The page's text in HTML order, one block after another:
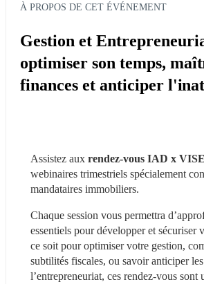
À PROPOS DE CET ÉVÉNEMENT
Gestion et
optimiser son temps,
finances et anticiper
Assistez aux rendez-vous IAD x
webinaires trimestriels spécialement
mandataires immobiliers.
Chaque session vous permettra
essentiels pour développer et sécuriser
ce soit pour optimiser votre gestion,
subtilités fiscales, ou savoir anticiper
l’entrepreneuriat, ces rendez-vous sont